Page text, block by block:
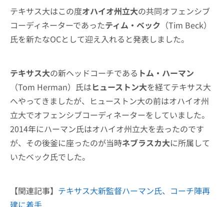
テキサス大はこの度オハイオ州立大の共同オフェンシブ
コーディネーターであったティム・ベック （Tim Beck）
氏を新たなOCとして迎え入れると発表しました。
テキサス大の新ヘッドコーチである トム・ハーマン
（Tom Herman）氏はヒューストン大を経てテキサス大
へやってきましたが、ヒューストン大の前はオハイオ州
立大でオフェンシブコーディネーターをしていました。
2014年にハーマン氏はオハイオ州立大を去ったのです
が、その後釜に座ったのが当時ネブラスカ大に所属して
いたベック氏でした。
【関連記事】 テキサス大新監督ハーマン氏、コーチ陣再
建に着手